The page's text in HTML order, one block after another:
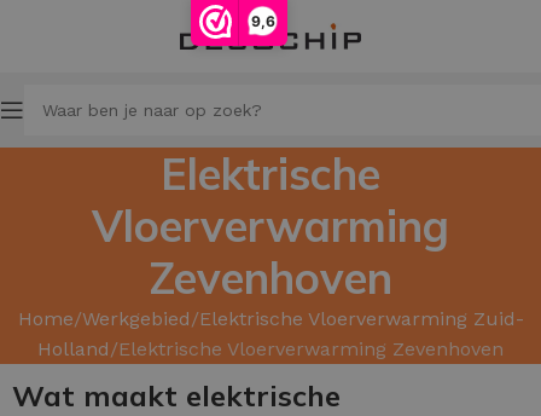
9,6
Elektrische
Vloerverwarming
Zevenhoven
Home Werkgebied Elektrische Vloerverwarming Zuid-
Holland Elektrische Vloerverwarming Zevenhoven
Wat maakt elektrische